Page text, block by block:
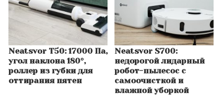
Neatsvor T50: 17000 Па,
угол наклона 180°,
роллер из губки для
оттирания пятен
Neatsvor S700:
недорогой лидарный
робот-пылесос с
самоочисткой и
влажной уборкой